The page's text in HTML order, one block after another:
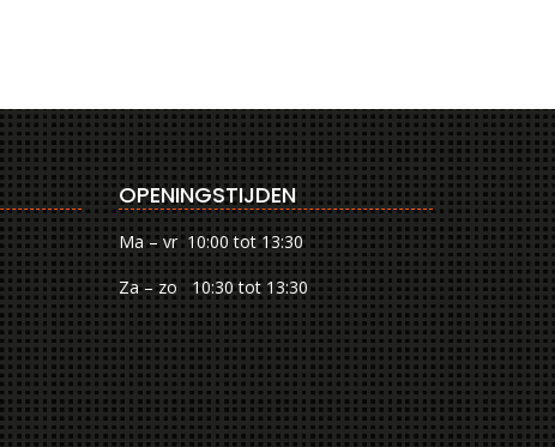
OPENINGSTIJDEN
Ma – vr 10:00 tot 13:30
Za – zo 10:30 tot 13:30